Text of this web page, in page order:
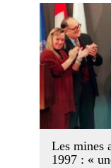
Les mines
1997 : «